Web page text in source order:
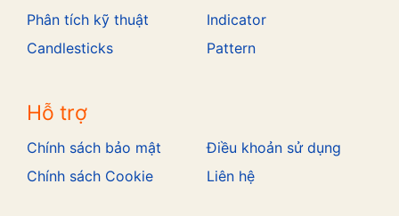
Phân tích kỹ thuật
Candlesticks
Indicator
Pattern
Hỗ trợ
Chính sách bảo mật
Chính sách Cookie
Điều khoản sử dụng
Liên hệ